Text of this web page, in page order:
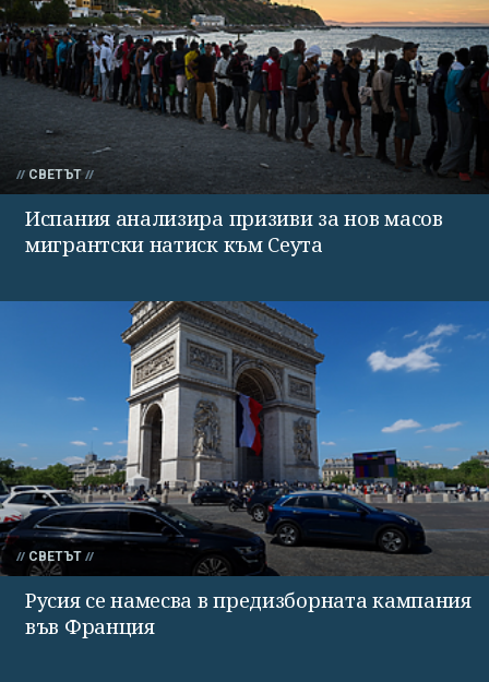
СВЕТЪТ
Испания анализира призиви за нов масов
мигрантски натиск към Сеута
СВЕТЪТ
Русия се намесва в предизборната кампания
във Франция